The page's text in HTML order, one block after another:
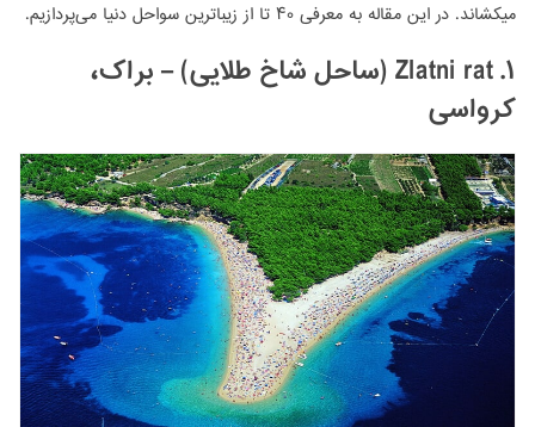
میکشاند. در این مقاله به معرفی ۴۰ تا از زيباترين سواحل دنيا می‌پردازیم.
۱. Zlatni rat (ساحل شاخ طلایی) – براک،
کرواسی